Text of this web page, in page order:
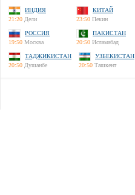
ИНДИЯ
21:20 Дели
КИТАЙ
23:50 Пекин
РОССИЯ
19:50 Москва
ПАКИСТАН
20:50 Исламабад
ТАДЖИКИСТАН
20:50 Душанбе
УЗБЕКИСТАН
20:50 Ташкент